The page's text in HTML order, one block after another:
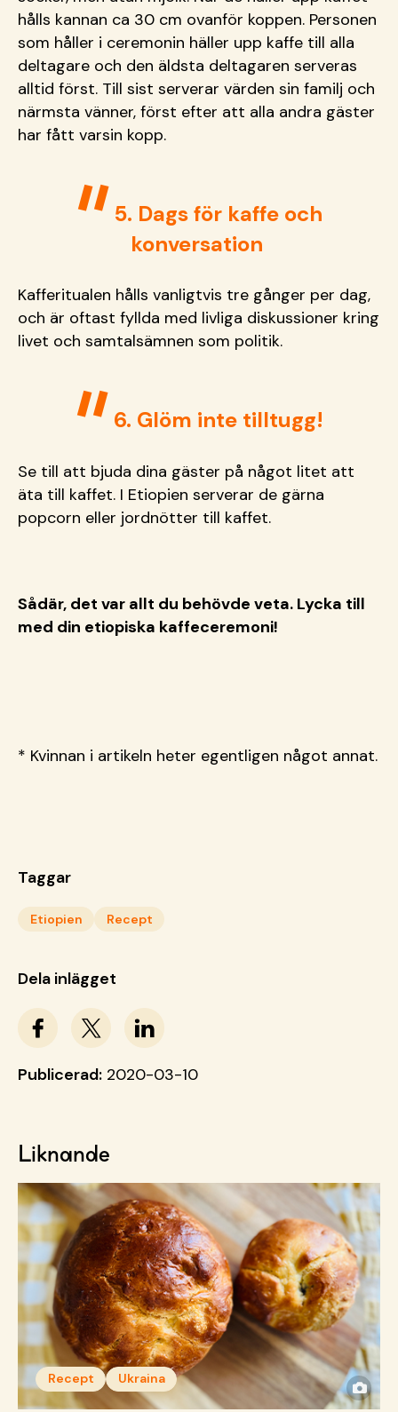
hålls kannan ca 30 cm ovanför koppen. Personen
som håller i ceremonin häller upp kaffe till alla
deltagare och den äldsta deltagaren serveras
alltid först. Till sist serverar värden sin familj och
närmsta vänner, först efter att alla andra gäster
har fått varsin kopp.
5. Dags för kaffe och
konversation
Kafferitualen hålls vanligtvis tre gånger per dag,
och är oftast fyllda med livliga diskussioner kring
livet och samtalsämnen som politik.
6. Glöm inte tilltugg!
Se till att bjuda dina gäster på något litet att
äta till kaffet. I Etiopien serverar de gärna
popcorn eller jordnötter till kaffet.
Sådär, det var allt du behövde veta. Lycka till
med din etiopiska kaffeceremoni!
* Kvinnan i artikeln heter egentligen något annat.
Taggar
Etiopien Recept
Dela inlägget
Publicerad: 2020-03-10
Liknande
Recept Ukraina